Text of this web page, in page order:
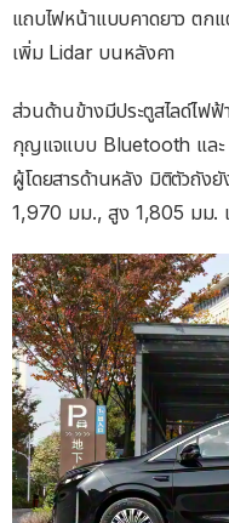
แถบไฟหน้าแบบคาดยาว ตก
เพิ่ม Lidar บนหลังคา
ส่วนด้านข้างมีประตูสไลด์ไฟ
กุญแจแบบ Bluetooth และ
ผู้โดยสารด้านหลัง มิติตัวถัง
1,970 มม., สูง 1,805 มม.